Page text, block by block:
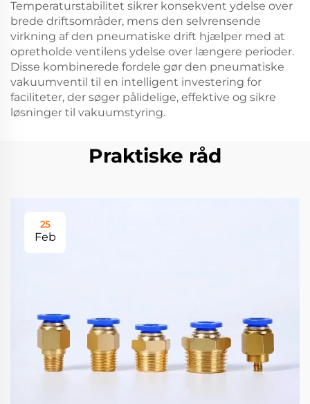
Temperaturstabilitet sikrer konsekvent ydelse over
brede driftsområder, mens den selvrensende
virkning af den pneumatiske drift hjælper med at
opretholde ventilens ydelse over længere perioder.
Disse kombinerede fordele gør den pneumatiske
vakuumventil til en intelligent investering for
faciliteter, der søger pålidelige, effektive og sikre
løsninger til vakuumstyring.
Praktiske råd
25
Feb